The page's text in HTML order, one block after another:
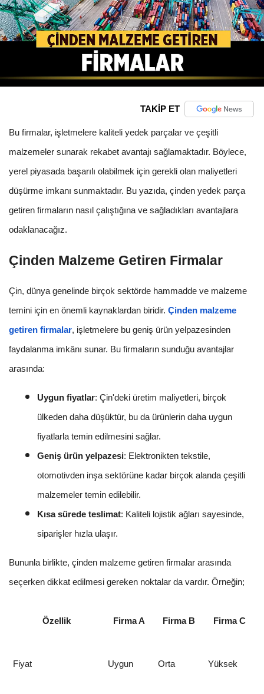
TAKİP ET
Bu firmalar, işletmelere kaliteli yedek parçalar ve çeşitli
malzemeler sunarak rekabet avantajı sağlamaktadır. Böylece,
yerel piyasada başarılı olabilmek için gerekli olan maliyetleri
düşürme imkanı sunmaktadır. Bu yazıda, çinden yedek parça
getiren firmaların nasıl çalıştığına ve sağladıkları avantajlara
odaklanacağız.
Çinden Malzeme Getiren Firmalar
Çin, dünya genelinde birçok sektörde hammadde ve malzeme
temini için en önemli kaynaklardan biridir. Çinden malzeme
getiren firmalar, işletmelere bu geniş ürün yelpazesinden
faydalanma imkânı sunar. Bu firmaların sunduğu avantajlar
arasında:
Uygun fiyatlar: Çin'deki üretim maliyetleri, birçok
ülkeden daha düşüktür, bu da ürünlerin daha uygun
fiyatlarla temin edilmesini sağlar.
Geniş ürün yelpazesi: Elektronikten tekstile,
otomotivden inşa sektörüne kadar birçok alanda çeşitli
malzemeler temin edilebilir.
Kısa sürede teslimat: Kaliteli lojistik ağları sayesinde,
siparişler hızla ulaşır.
Bununla birlikte, çinden malzeme getiren firmalar arasında
seçerken dikkat edilmesi gereken noktalar da vardır. Örneğin;
Özellik Firma A Firma B Firma C
Fiyat Uygun Orta Yüksek